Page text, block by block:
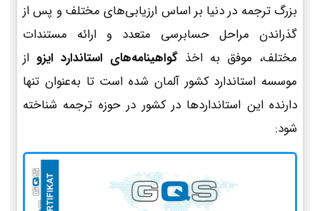
بزرگ ترجمه در دنیا بر اساس ارزیابی‌های مختلف و پس از
گذراندن مراحل حسابرسی متعدد و ارائه مستندات
مختلف، موفق به اخذ گواهینامه‌های استاندارد ایزو از
موسسه استاندارد کشور آلمان شده است تا به‌عنوان تنها
دارنده این استانداردها در کشور در حوزه ترجمه شناخته
شود: